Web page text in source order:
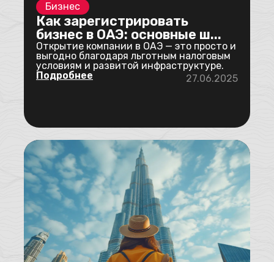
Бизнес
Как зарегистрировать
бизнес в ОАЭ: основные ш...
Открытие компании в ОАЭ — это просто и
выгодно благодаря льготным налоговым
условиям и развитой инфраструктуре.
Подробнее
27.06.2025